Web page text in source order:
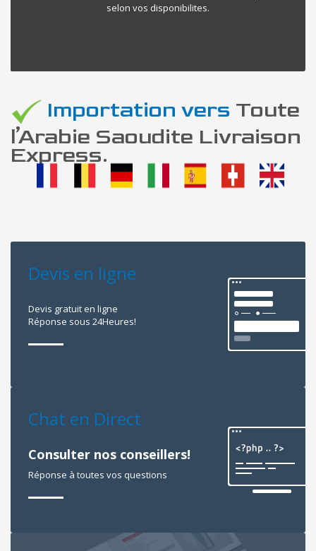
selon vos disponibilites.
Importation vers Toute
l’Arabie Saoudite Livraison
Express.
Devis en ligne
Devis gratuit en ligne
Réponse sous 24Heures!
Chat en Direct
Consulter nos conseillers!
Réponse à toutes vos questions